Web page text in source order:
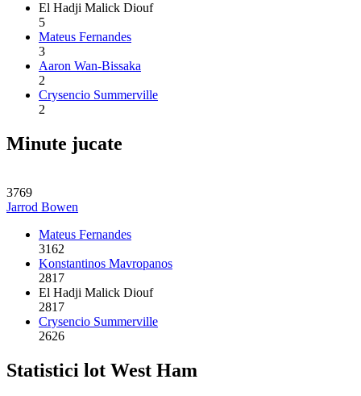
El Hadji Malick Diouf
5
Mateus Fernandes
3
Aaron Wan-Bissaka
2
Crysencio Summerville
2
Minute jucate
3769
Jarrod Bowen
Mateus Fernandes
3162
Konstantinos Mavropanos
2817
El Hadji Malick Diouf
2817
Crysencio Summerville
2626
Statistici lot West Ham